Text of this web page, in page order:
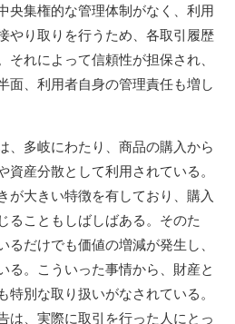
央集権的な管理体制がなく、利用
やり取りを行うため、各取引履歴
それによって信頼性が担保され、
面、利用者自身の管理責任も増し
、多岐にわたり、商品の購入から
産分散として利用されている。
が大きい特徴を有しており、購入
ることもしばしばある。そのた
だけでも価値の増減が発生し、
る。こういった事情から、財産と
特別な取り扱いがなされている。
は、実際に取引を行った人にとっ